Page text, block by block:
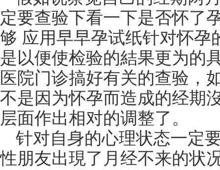
定要查验下看一下是否怀了
够 应用早早孕试纸针对怀孕
是以便使检验的結果更为的
医院门诊搞好有关的查验，
不是因为怀孕而造成的经期
层面作出相对的调整了。
针对自身的心理状态一定
性朋友出現了月经不来的状